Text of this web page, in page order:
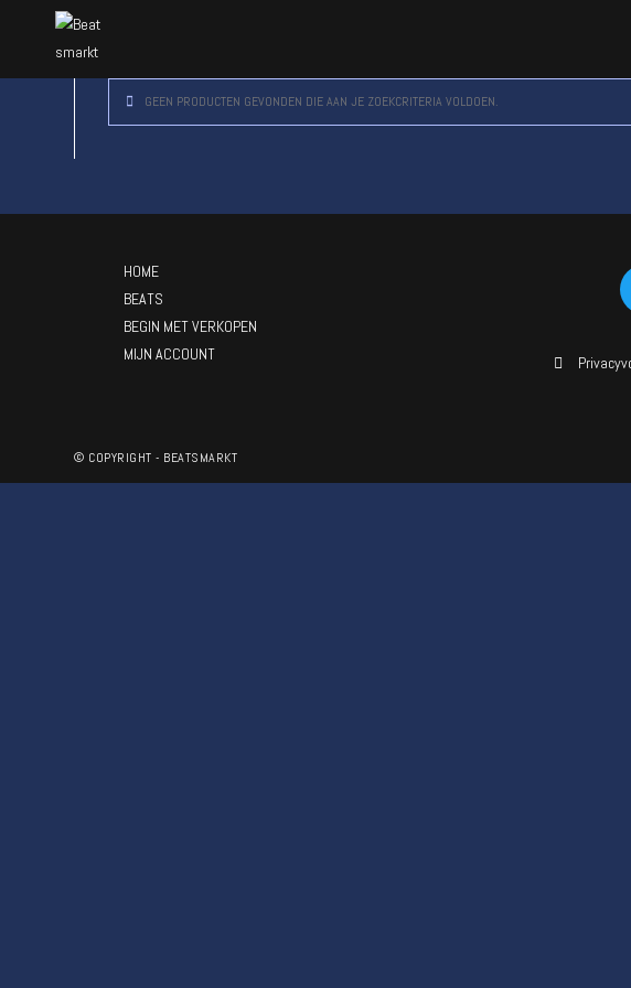
GEEN PRODUCTEN GEVONDEN DIE AAN JE ZOEKCRITERIA VOLDOEN.
HOME
BEATS
BEGIN MET VERKOPEN
MIJN ACCOUNT
© COPYRIGHT - BEATSMARKT